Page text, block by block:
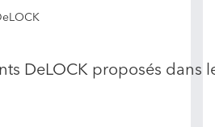
DeLOCK proposés dans